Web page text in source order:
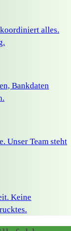
alles.
Bankdaten
Unser Team steht
Keine